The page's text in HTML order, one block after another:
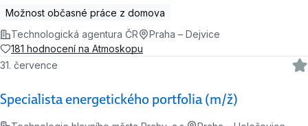
Možnost občasné práce z domova
Technologická agentura ČR
Praha – Dejvice
181 hodnocení na Atmoskopu
Specialista energetického portfolia (m/ž)
31. července